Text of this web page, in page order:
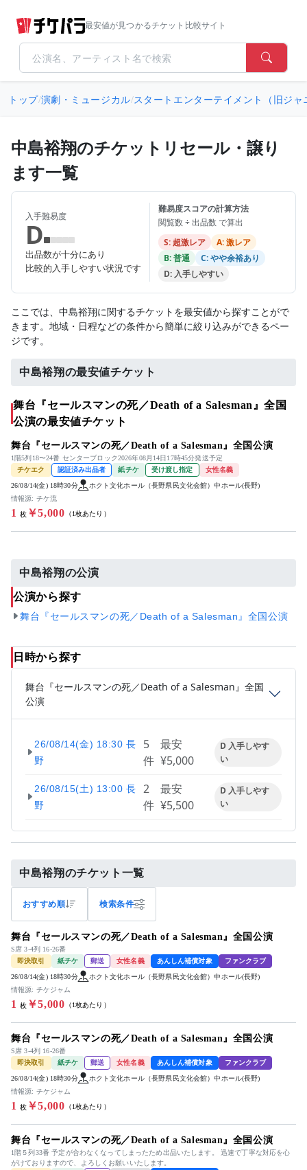
最安値が見つかるチケット比較サイト
トップ/演劇・ミュージカル/スタートエンターテイメント（旧ジャ
中島裕翔のチケットリセール・譲り
ます一覧
入手難易度
D
出品数が十分にあり
比較的入手しやすい状況です
難易度スコアの計算方法
閲覧数 ÷ 出品数 で算出
S: 超激レア
A: 激レア
B: 普通
C: やや余裕あり
D: 入手しやすい
ここでは、中島裕翔に関するチケットを最安値から探すことがで
きます。地域・日程などの条件から簡単に絞り込みができるペー
ジです。
中島裕翔の最安値チケット
舞台『セールスマンの死／Death of a Salesman』全国
公演の最安値チケット
舞台『セールスマンの死／Death of a Salesman』全国公演
1階5列18〜24番 センターブロック2026年08月14日17時45分発送予定
チケエク
認証済み出品者 紙チケ 受け渡し指定 女性名義
26/08/14(金) 18時30分
ホクト文化ホール（長野県民文化会館）中ホール(長野)
情報源: チケ流
1 枚￥5,000 （1枚あたり）
中島裕翔の公演
公演から探す
舞台『セールスマンの死／Death of a Salesman』全国公演
日時から探す
舞台『セールスマンの死／Death of a Salesman』全国
公演
26/08/14(金) 18:30 長
野
5
件
最安
¥5,000
D 入手しやす
い
26/08/15(土) 13:00 長
野
2
件
最安
¥5,500
D 入手しやす
い
中島裕翔のチケット一覧
おすすめ順 検索条件
舞台『セールスマンの死／Death of a Salesman』全国公演
S席 3-4列 16-26番
即決取引
紙チケ 郵送 女性名義 あんしん補償対象 ファンクラブ
26/08/14(金) 18時30分
ホクト文化ホール（長野県民文化会館）中ホール(長野)
情報源: チケジャム
1 枚￥5,000 （1枚あたり）
舞台『セールスマンの死／Death of a Salesman』全国公演
S席 3-4列 16-26番
即決取引
紙チケ 郵送 女性名義 あんしん補償対象 ファンクラブ
26/08/14(金) 18時30分
ホクト文化ホール（長野県民文化会館）中ホール(長野)
情報源: チケジャム
1 枚￥5,000 （1枚あたり）
舞台『セールスマンの死／Death of a Salesman』全国公演
1階５列33番 予定が合わなくなってしまったため出品いたします。 迅速で丁寧な対応を心
がけておりますので、よろしくお願いいたします。